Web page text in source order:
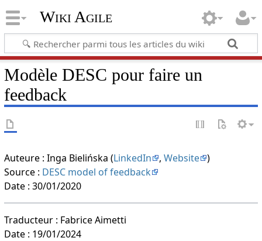
Wiki Agile
Modèle DESC pour faire un
feedback
Auteure : Inga Bielińska (LinkedIn , Website )
Source : DESC model of feedback
Date : 30/01/2020
Traducteur : Fabrice Aimetti
Date : 19/01/2024